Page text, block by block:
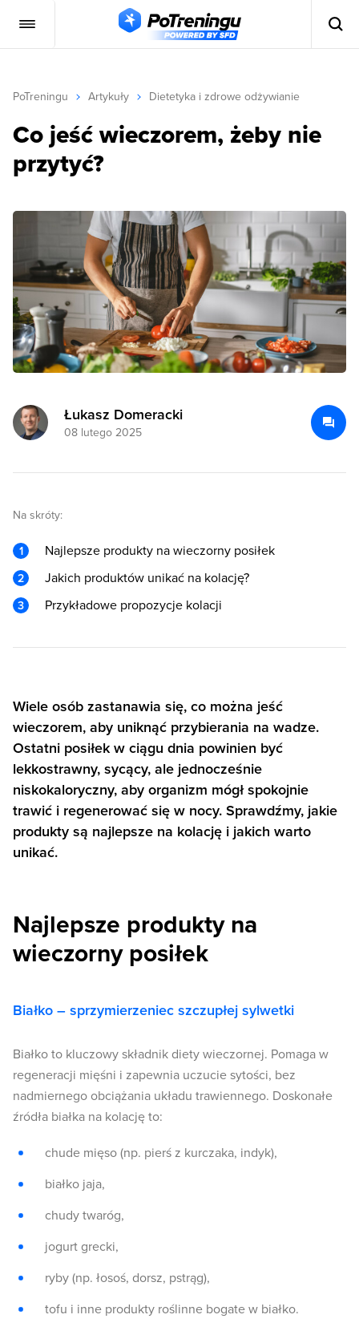
PoTreningu Artykuły Dietetyka i zdrowe odżywianie
Co jeść wieczorem, żeby nie
przytyć?
Łukasz Domeracki
08 lutego 2025
Na skróty:
Najlepsze produkty na wieczorny posiłek
Jakich produktów unikać na kolację?
Przykładowe propozycje kolacji
Wiele osób zastanawia się, co można jeść
wieczorem, aby uniknąć przybierania na wadze.
Ostatni posiłek w ciągu dnia powinien być
lekkostrawny, sycący, ale jednocześnie
niskokaloryczny, aby organizm mógł spokojnie
trawić i regenerować się w nocy. Sprawdźmy, jakie
produkty są najlepsze na kolację i jakich warto
unikać.
Najlepsze produkty na
wieczorny posiłek
Białko – sprzymierzeniec szczupłej sylwetki
Białko to kluczowy składnik diety wieczornej. Pomaga w
regeneracji mięśni i zapewnia uczucie sytości, bez
nadmiernego obciążania układu trawiennego. Doskonałe
źródła białka na kolację to:
chude mięso (np. pierś z kurczaka, indyk),
białko jaja,
chudy twaróg,
jogurt grecki,
ryby (np. łosoś, dorsz, pstrąg),
tofu i inne produkty roślinne bogate w białko.